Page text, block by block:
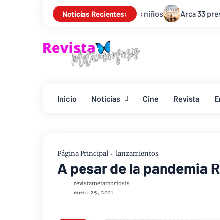
Noticias Recientes:
autoestima de los niños Arca 33 presenta “Lo Más
Inicio Noticias Cine Revista
Página Principal lanzamientos
A pesar de la pandemia
revistametamorfosis
enero 25, 2021